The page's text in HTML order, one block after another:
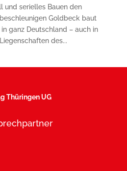
und serielles Bauen den
Goldbeck baut
ganz Deutschland – auch in
des...
Thüringen UG